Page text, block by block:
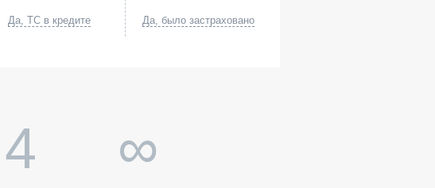
Да, ТС в кредите Да, было застраховано
4 ∞